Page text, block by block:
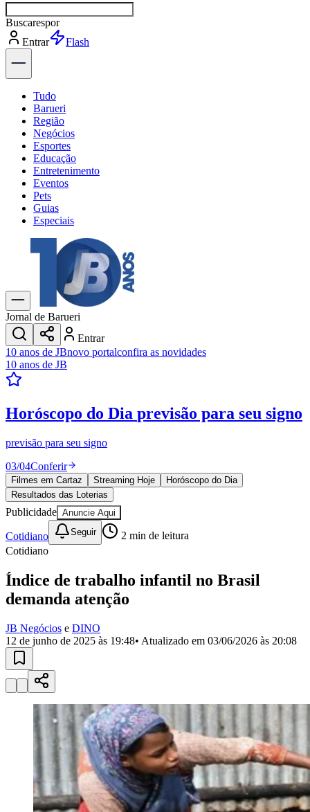
Buscarn
Entrar
Explorar
Tudo
Barueri
Região
Negócios
Esportes
Educação
Entretenimento
Eventos
Pets
Guias
Especiais
Explore Tudo
Últimas Notícias
Previsão do Tempo
Trânsito e Rotas
Dia a Dia & Lazer
Transportes
Gastronomia
Cinema & Shows
JogosNovo
Para Sua Empresa
Anuncie no Portal
Cadastrar Empresa
Divulgar Vagas
Publicidade Legal
Política
Eleições
Esportes
Saúde
Segurança
Cultura
Meio Ambiente
Educação
Bairros de Barueri
Selecione sua regiãoPara notícias da sua região
Aldeia
JubranBelval
Califórnia
MilitarItapevi JandiraJardim AudirJardim Belval
Jardim
Califórnia
Jardim dos AltosJardim dos Camargos
Jardim
Esperança
Jardim GrazielaJardim IracemaJardim ItaquitiJardim
Jardim LíbanoJardim Maria CristinaJardim Maria HelenaJardim
Jardim ParaísoJardim PaulistaJardim ReginaliceJardim São
Jardim São PedroJardim São SilvestreJardim Silveira
Jardim
Jardim Tupanci MutingaNova AldeinhaOsascoParque dos
CamargosParque ImperialParque Santa LuziaParque VianaPirapora
Jornal de Barueri
Entrar
10 anos de JBnovo portalconfira as novidades
10 anos de JB
Horóscopo do Dia previsão para seu signo
previsão para seu signo
03/04Conferir
Filmes em Cartaz Streaming Hoje
Horóscopo do Dia
Resultados das Loterias
Publicidade Anuncie Aqui
Cotidiano Seguir 2 min de leitura
Cotidiano
Índice de trabalho infantil no Brasil
demanda atenção
JB Negócios e DINO
12 de junho de 2025 às 19:48• Atualizado em 03/06/2026 às 20:08